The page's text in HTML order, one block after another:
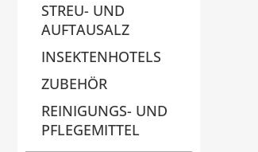
STREU- UND
AUFTAUSALZ
INSEKTENHOTELS
ZUBEHÖR
REINIGUNGS- UND
PFLEGEMITTEL